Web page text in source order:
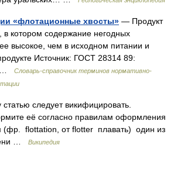
«флотационные хвосты» — Продукт
в котором содержание негодных
высокое, чем в исходном питании и
Источник: ГОСТ 28314 89:
…
Словарь-справочник терминов нормативно-
следует викифицировать.
её согласно правилам оформления
(фр. flottation, от flotter плавать) один из
…
Википедия